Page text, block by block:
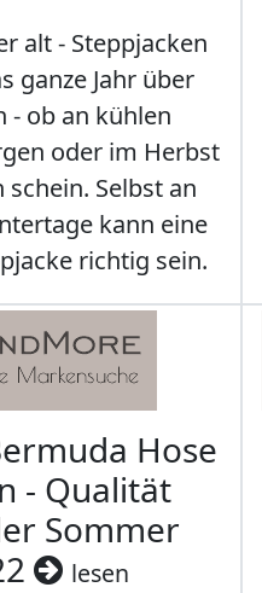
alt - Steppjacken
ganze Jahr über
- ob an kühlen
oder im Herbst
schein. Selbst an
kann eine
richtig sein.
Hose
- Qualität
Sommer
lesen